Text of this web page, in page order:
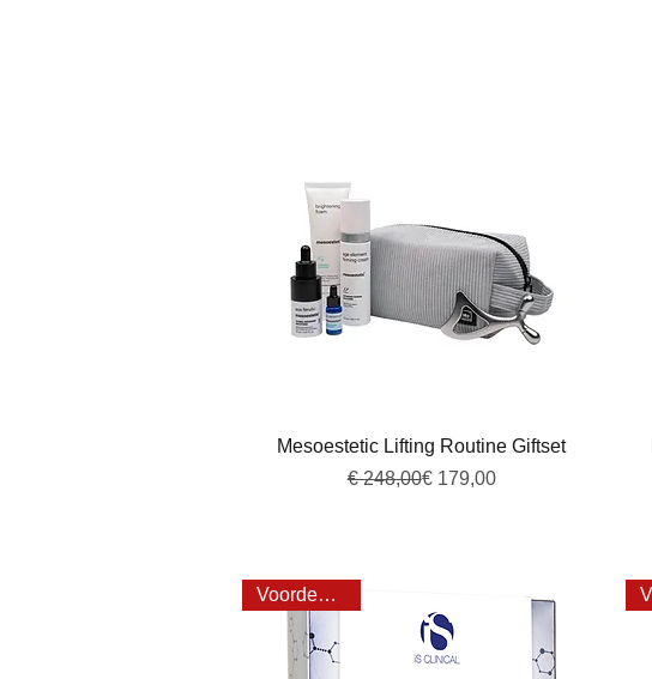
Snel overzicht
Mesoestetic Lifting Routine Giftset
Normale prijs
€ 248,00Verkoopprijs
€ 179,00
Voordeel 34%